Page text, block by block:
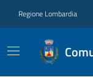
Regione Lombardia